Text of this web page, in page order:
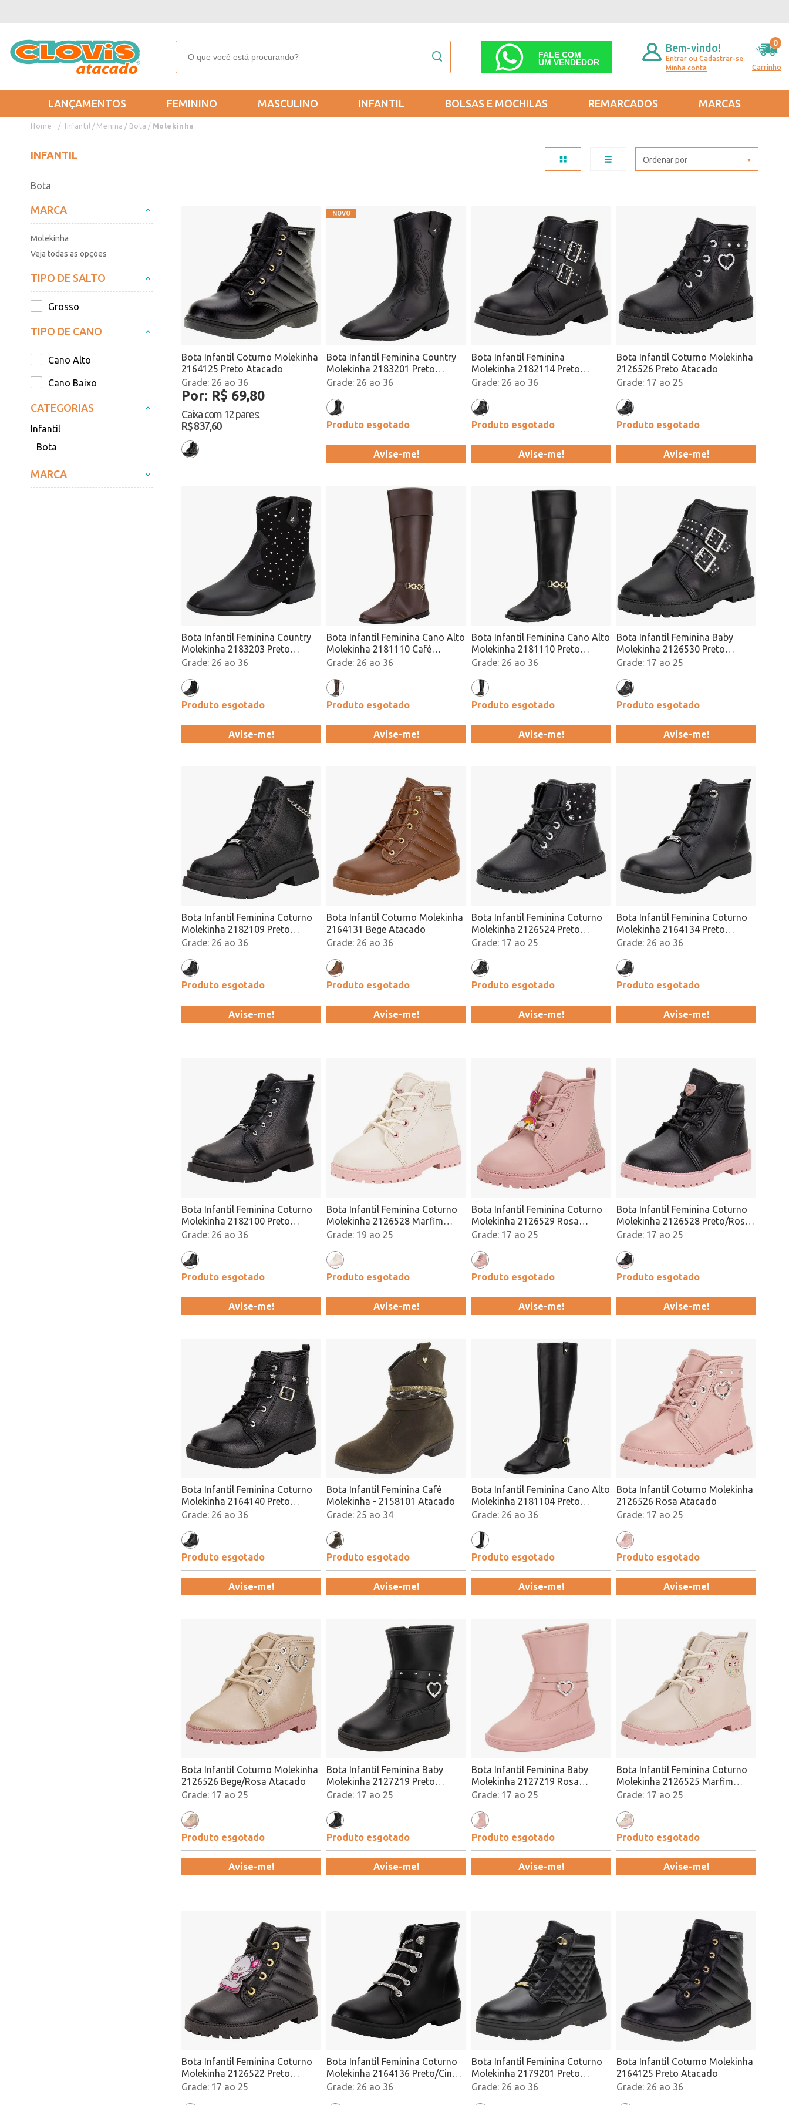
FALE COM
UM VENDEDOR
Bem-vindo!
Entrar ou Cadastrar-se
Minha conta
Carrinho
0
LANÇAMENTOS FEMININO MASCULINO INFANTIL BOLSAS E MOCHILAS REMARCADOS MARCAS
Infantil Menina Bota Molekinha
INFANTIL
Bota
MARCA
Molekinha
Veja todas as opções
TIPO DE SALTO
Grosso
TIPO DE CANO
Cano Alto
Cano Baixo
CATEGORIAS
Infantil
Bota
MARCA
Ordenar por
Bota Infantil Coturno Molekinha
2164125 Preto Atacado
26 ao 36
Por: R$ 69,80
Caixa com 12 pares:
R$ 837,60
Bota Infantil Feminina Country
Molekinha 2183201 Preto
Atacado26 ao 36
Produto esgotado
Avise-me!
Bota Infantil Feminina
Molekinha 2182114 Preto
Atacado26 ao 36
Produto esgotado
Avise-me!
Bota Infantil Coturno Molekinha
2126526 Preto Atacado
17 ao 25
Produto esgotado
Avise-me!
Bota Infantil Feminina Country
Molekinha 2183203 Preto
Atacado26 ao 36
Produto esgotado
Avise-me!
Bota Infantil Feminina Cano Alto
Molekinha 2181110 Café
Atacado26 ao 36
Produto esgotado
Avise-me!
Bota Infantil Feminina Cano Alto
Molekinha 2181110 Preto
Atacado26 ao 36
Produto esgotado
Avise-me!
Bota Infantil Feminina Baby
Molekinha 2126530 Preto
Atacado17 ao 25
Produto esgotado
Avise-me!
Bota Infantil Feminina Coturno
Molekinha 2182109 Preto
Atacado26 ao 36
Produto esgotado
Avise-me!
Bota Infantil Coturno Molekinha
2164131 Bege Atacado
26 ao 36
Produto esgotado
Avise-me!
Bota Infantil Feminina Coturno
Molekinha 2126524 Preto
Atacado17 ao 25
Produto esgotado
Avise-me!
Bota Infantil Feminina Coturno
Molekinha 2164134 Preto
Atacado26 ao 36
Produto esgotado
Avise-me!
Bota Infantil Feminina Coturno
Molekinha 2182100 Preto
Atacado26 ao 36
Produto esgotado
Avise-me!
Bota Infantil Feminina Coturno
Molekinha 2126528 Marfim
Atacado19 ao 25
Produto esgotado
Avise-me!
Bota Infantil Feminina Coturno
Molekinha 2126529 Rosa
Atacado17 ao 25
Produto esgotado
Avise-me!
Bota Infantil Feminina Coturno
Molekinha 2126528 Preto/Rosa
Atacado17 ao 25
Produto esgotado
Avise-me!
Bota Infantil Feminina Coturno
Molekinha 2164140 Preto
Atacado26 ao 36
Produto esgotado
Avise-me!
Bota Infantil Feminina Café
Molekinha - 2158101 Atacado
25 ao 34
Produto esgotado
Avise-me!
Bota Infantil Feminina Cano Alto
Molekinha 2181104 Preto
Atacado26 ao 36
Produto esgotado
Avise-me!
Bota Infantil Coturno Molekinha
2126526 Rosa Atacado
17 ao 25
Produto esgotado
Avise-me!
Bota Infantil Coturno Molekinha
2126526 Bege/Rosa Atacado
17 ao 25
Produto esgotado
Avise-me!
Bota Infantil Feminina Baby
Molekinha 2127219 Preto
Atacado17 ao 25
Produto esgotado
Avise-me!
Bota Infantil Feminina Baby
Molekinha 2127219 Rosa
Atacado17 ao 25
Produto esgotado
Avise-me!
Bota Infantil Feminina Coturno
Molekinha 2126525 Marfim
Atacado17 ao 25
Produto esgotado
Avise-me!
Bota Infantil Feminina Coturno
Molekinha 2126522 Preto
Atacado17 ao 25
Bota Infantil Feminina Coturno
Molekinha 2164136 Preto/Cinza
Atacado26 ao 36
Bota Infantil Feminina Coturno
Molekinha 2179201 Preto
Atacado26 ao 36
Bota Infantil Coturno Molekinha
2164125 Preto Atacado
26 ao 36